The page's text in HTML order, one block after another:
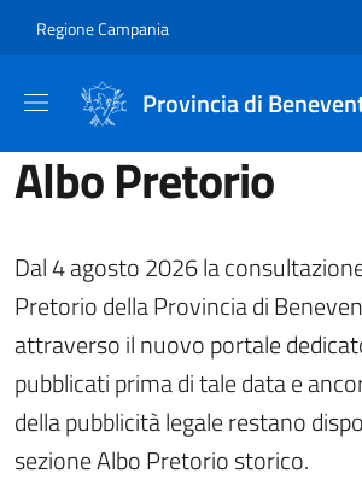
Regione Campania
Provincia di
Albo Pretorio
Dal 4 agosto 2026 la
Pretorio della Provincia di
attraverso il nuovo portale
pubblicati prima di tale data e
della pubblicità legale restano
sezione Albo Pretorio storico.